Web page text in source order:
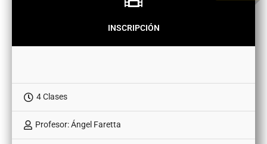
INSCRIPCIÓN
4 Clases
Profesor: Ángel Faretta